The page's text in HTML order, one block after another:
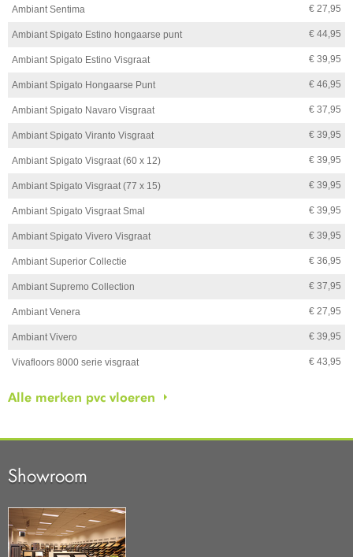
Ambiant Sentima € 27,95
Ambiant Spigato Estino hongaarse punt € 44,95
Ambiant Spigato Estino Visgraat € 39,95
Ambiant Spigato Hongaarse Punt € 46,95
Ambiant Spigato Navaro Visgraat € 37,95
Ambiant Spigato Viranto Visgraat € 39,95
Ambiant Spigato Visgraat (60 x 12) € 39,95
Ambiant Spigato Visgraat (77 x 15) € 39,95
Ambiant Spigato Visgraat Smal € 39,95
Ambiant Spigato Vivero Visgraat € 39,95
Ambiant Superior Collectie € 36,95
Ambiant Supremo Collection € 37,95
Ambiant Venera € 27,95
Ambiant Vivero € 39,95
Vivafloors 8000 serie visgraat € 43,95
Alle merken pvc vloeren
Showroom